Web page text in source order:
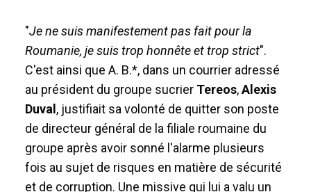
"Je ne suis manifestement pas fait pour la
Roumanie, je suis trop honnête et trop strict".
C'est ainsi que A. B.*, dans un courrier adressé
au président du groupe sucrier Tereos,Alexis
Duval , justifiait sa volonté de quitter son poste
de directeur général de la filiale roumaine du
groupe après avoir sonné l'alarme plusieurs
fois au sujet de risques en matière de sécurité
et de corruption. Une missive qui lui a valu un